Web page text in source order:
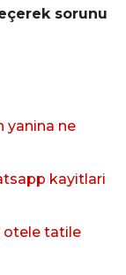
sorunu
yanina ne
kayitlari
otele tatile